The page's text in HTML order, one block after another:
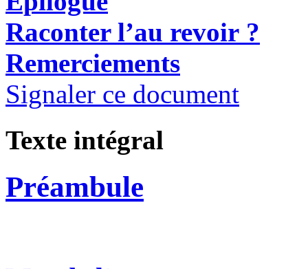
Raconter l’au revoir ?
Remerciements
Signaler ce document
Texte intégral
Préambule